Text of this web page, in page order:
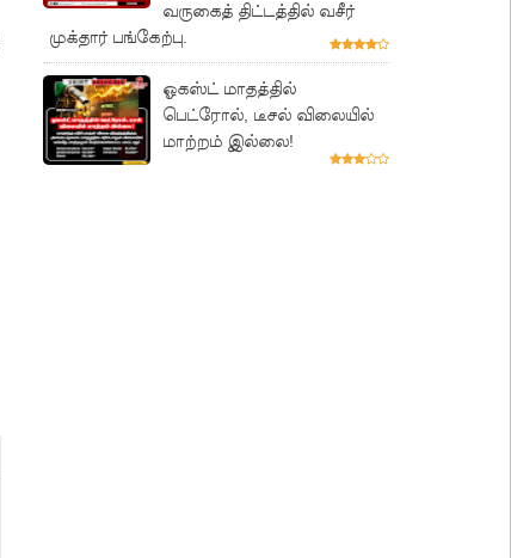
வருகைத் திட்டத்தில் வசீர்
முக்தார் பங்கேற்பு.
ஓகஸ்ட் மாதத்தில்
பெட்ரோல், டீசல் விலையில்
மாற்றம் இல்லை!